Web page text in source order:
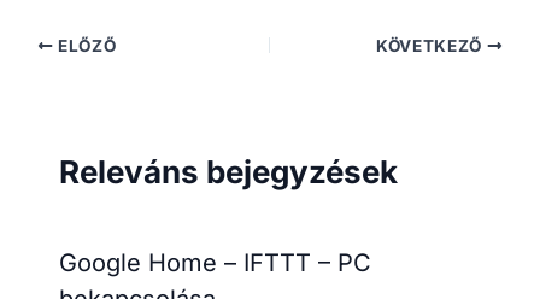
ELŐZŐ KÖVETKEZŐ
Releváns bejegyzések
Google Home – IFTTT – PC